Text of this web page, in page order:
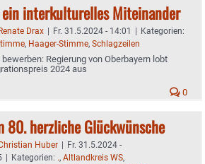
interkulturelles Miteinander
Drax | Fr. 31.5.2024 - 14:01 | Kategorien:
, Haager-Stimme, Schlagzeilen
Regierung von Oberbayern lobt
2024 aus
0
80. herzliche Glückwünsche
Huber | Fr. 31.5.2024 -
| Kategorien: ., Altlandkreis WS,